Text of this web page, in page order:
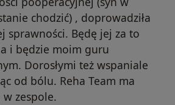
chodzić) , doprowadziła
sprawności. Będę jej za to
i będzie moim guru
Dorosłymi też wspaniale
od bólu. Reha Team ma
w zespole.